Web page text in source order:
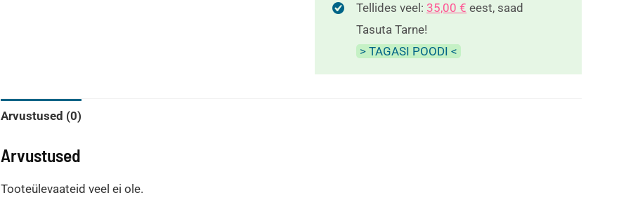
Tellides veel:35,00€ eest, saad
Tasuta Tarne!
> TAGASI POODI <
Arvustused (0)
Arvustused
Tooteülevaateid veel ei ole.